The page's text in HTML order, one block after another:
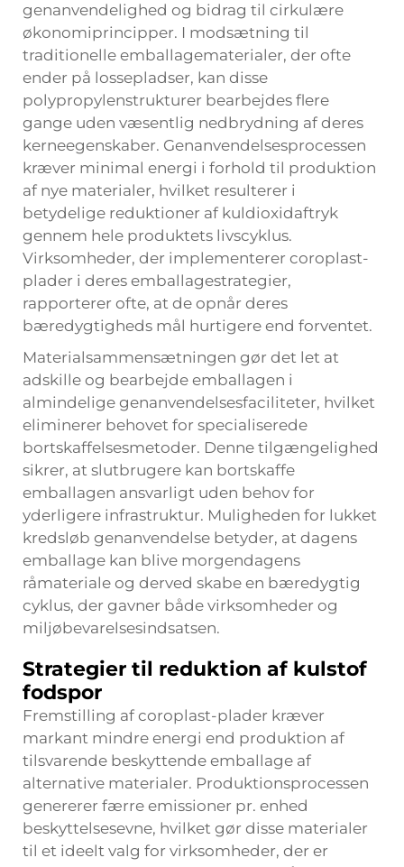
genanvendelighed og bidrag til cirkulære
økonomiprincipper. I modsætning til
traditionelle emballagematerialer, der ofte
ender på lossepladser, kan disse
polypropylenstrukturer bearbejdes flere
gange uden væsentlig nedbrydning af deres
kerneegenskaber. Genanvendelsesprocessen
kræver minimal energi i forhold til produktion
af nye materialer, hvilket resulterer i
betydelige reduktioner af kuldioxidaftryk
gennem hele produktets livscyklus.
Virksomheder, der implementerer coroplast-
plader i deres emballagestrategier,
rapporterer ofte, at de opnår deres
bæredygtigheds mål hurtigere end forventet.
Materialsammensætningen gør det let at
adskille og bearbejde emballagen i
almindelige genanvendelsesfaciliteter, hvilket
eliminerer behovet for specialiserede
bortskaffelsesmetoder. Denne tilgængelighed
sikrer, at slutbrugere kan bortskaffe
emballagen ansvarligt uden behov for
yderligere infrastruktur. Muligheden for lukket
kredsløb genanvendelse betyder, at dagens
emballage kan blive morgendagens
råmateriale og derved skabe en bæredygtig
cyklus, der gavner både virksomheder og
miljøbevarelsesindsatsen.
Strategier til reduktion af kulstof
fodspor
Fremstilling af coroplast-plader kræver
markant mindre energi end produktion af
tilsvarende beskyttende emballage af
alternative materialer. Produktionsprocessen
genererer færre emissioner pr. enhed
beskyttelsesevne, hvilket gør disse materialer
til et ideelt valg for virksomheder, der er